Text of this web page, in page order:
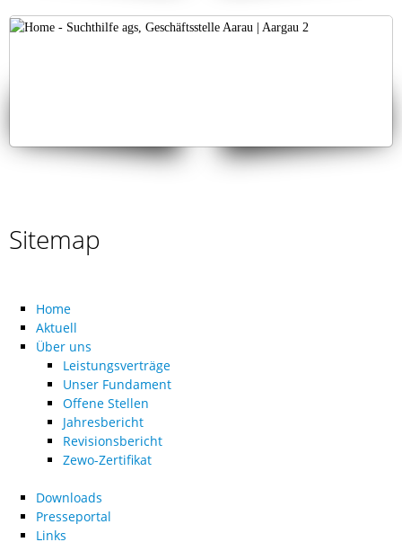
Sitemap
Home
Aktuell
Über uns
Leistungsverträge
Unser Fundament
Offene Stellen
Jahresbericht
Revisionsbericht
Zewo-Zertifikat
Downloads
Presseportal
Links